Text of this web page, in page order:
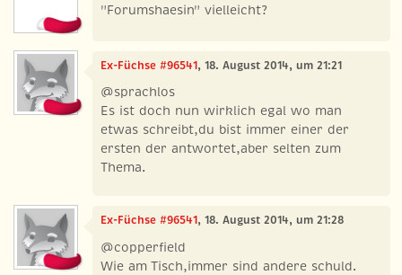
"Forumshaesin" vielleicht?
Ex-Füchse #96541, 18. August 2014, um 21:21
@sprachlos
Es ist doch nun wirklich egal wo man
etwas schreibt,du bist immer einer der
ersten der antwortet,aber selten zum
Thema.
Ex-Füchse #96541, 18. August 2014, um 21:28
@copperfield
Wie am Tisch,immer sind andere schuld.